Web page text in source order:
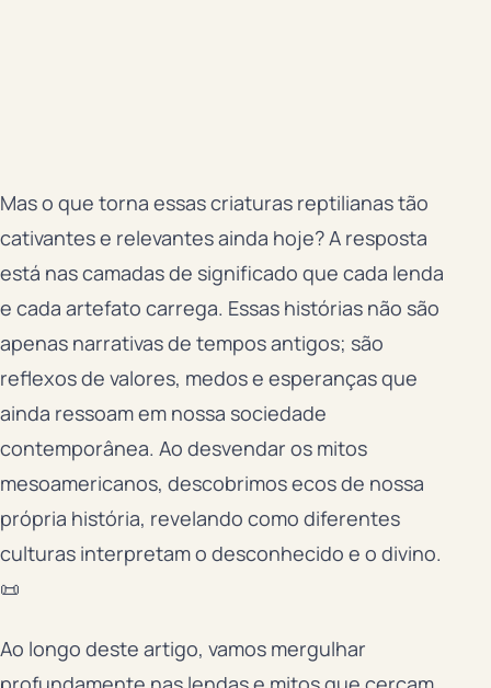
Mas o que torna essas criaturas reptilianas tão
cativantes e relevantes ainda hoje? A resposta
está nas camadas de significado que cada lenda
e cada artefato carrega. Essas histórias não são
apenas narrativas de tempos antigos; são
reflexos de valores, medos e esperanças que
ainda ressoam em nossa sociedade
contemporânea. Ao desvendar os mitos
mesoamericanos, descobrimos ecos de nossa
própria história, revelando como diferentes
culturas interpretam o desconhecido e o divino.
📜
Ao longo deste artigo, vamos mergulhar